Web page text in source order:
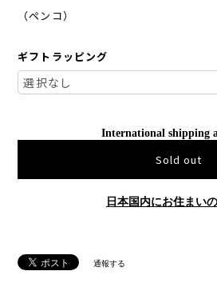
（ペンコ）
ギフトラッピング
International shipping
Sold out
日本国内にお住まい
通報する